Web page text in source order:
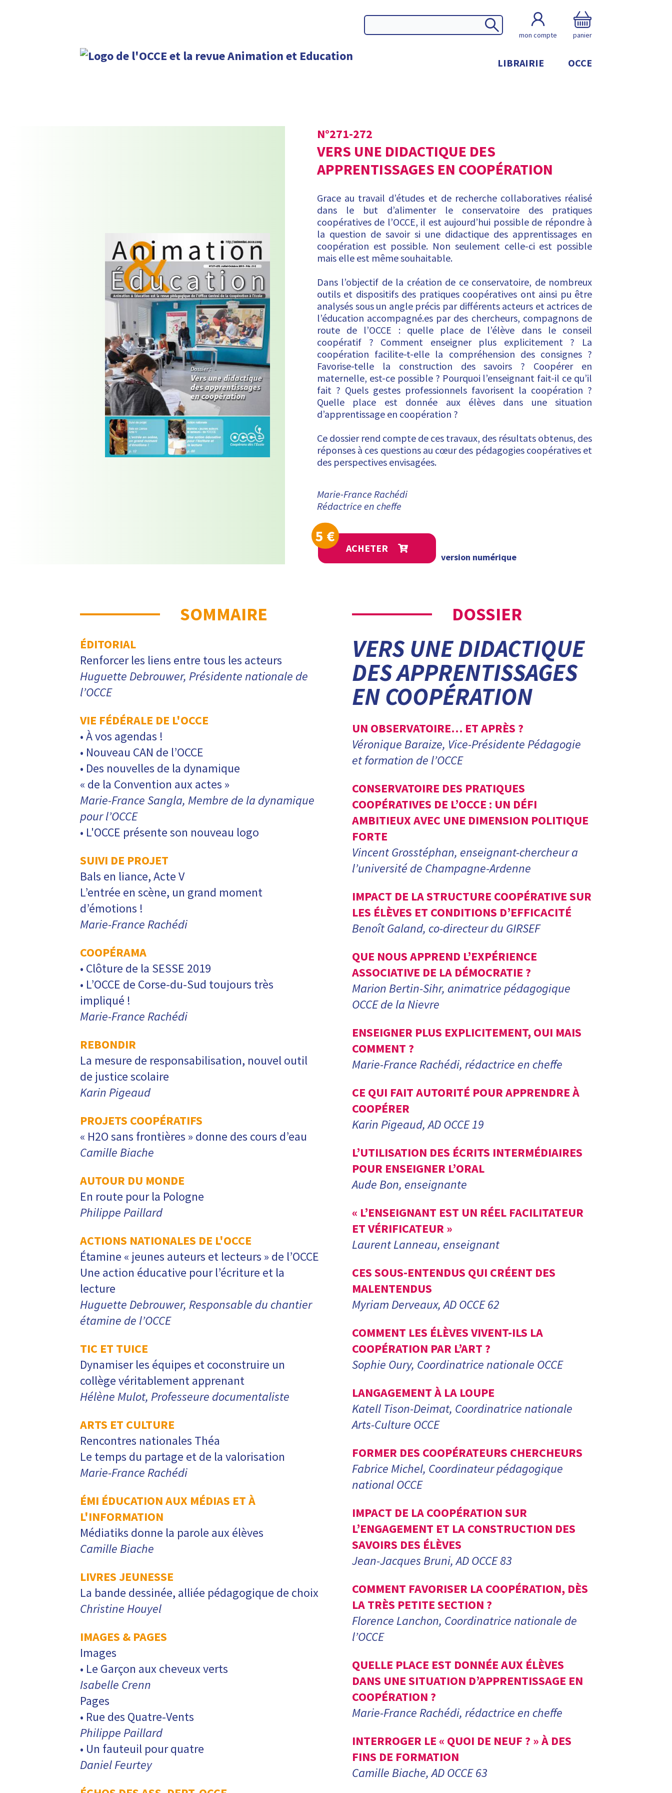
mon compte panier
LIBRAIRIE OCCE
N°271-272
VERS UNE DIDACTIQUE DES
APPRENTISSAGES EN COOPÉRATION
Grace au travail d’études et de recherche collaboratives réalisé
dans le but d’alimenter le conservatoire des pratiques
coopératives de l’OCCE, il est aujourd’hui possible de répondre à
la question de savoir si une didactique des apprentissages en
coopération est possible. Non seulement celle-ci est possible
mais elle est même souhaitable.
Dans l’objectif de la création de ce conservatoire, de nombreux
outils et dispositifs des pratiques coopératives ont ainsi pu être
analysés sous un angle précis par différents acteurs et actrices de
l’éducation accompagné.es par des chercheurs, compagnons de
route de l’OCCE : quelle place de l’élève dans le conseil
coopératif ? Comment enseigner plus explicitement ? La
coopération facilite-t-elle la compréhension des consignes ?
Favorise-telle la construction des savoirs ? Coopérer en
maternelle, est-ce possible ? Pourquoi l’enseignant fait-il ce qu’il
fait ? Quels gestes professionnels favorisent la coopération ?
Quelle place est donnée aux élèves dans une situation
d’apprentissage en coopération ?
Ce dossier rend compte de ces travaux, des résultats obtenus, des
réponses à ces questions au cœur des pédagogies coopératives et
des perspectives envisagées.
Marie-France Rachédi
Rédactrice en cheffe
5 €
ACHETER
version numérique
SOMMAIRE
ÉDITORIAL
Renforcer les liens entre tous les acteurs
Huguette Debrouwer, Présidente nationale de
l’OCCE
VIE FÉDÉRALE DE L'OCCE
• À vos agendas !
• Nouveau CAN de l’OCCE
• Des nouvelles de la dynamique
« de la Convention aux actes »
Marie-France Sangla, Membre de la dynamique
pour l’OCCE
• L'OCCE présente son nouveau logo
SUIVI DE PROJET
Bals en liance, Acte V
L’entrée en scène, un grand moment
d’émotions !
Marie-France Rachédi
COOPÉRAMA
• Clôture de la SESSE 2019
• L’OCCE de Corse-du-Sud toujours très
impliqué !
Marie-France Rachédi
REBONDIR
La mesure de responsabilisation, nouvel outil
de justice scolaire
Karin Pigeaud
PROJETS COOPÉRATIFS
« H2O sans frontières » donne des cours d’eau
Camille Biache
AUTOUR DU MONDE
En route pour la Pologne
Philippe Paillard
ACTIONS NATIONALES DE L'OCCE
Étamine « jeunes auteurs et lecteurs » de l’OCCE
Une action éducative pour l’écriture et la
lecture
Huguette Debrouwer, Responsable du chantier
étamine de l’OCCE
TIC ET TUICE
Dynamiser les équipes et coconstruire un
collège véritablement apprenant
Hélène Mulot, Professeure documentaliste
ARTS ET CULTURE
Rencontres nationales Théa
Le temps du partage et de la valorisation
Marie-France Rachédi
ÉMI ÉDUCATION AUX MÉDIAS ET À
L'INFORMATION
Médiatiks donne la parole aux élèves
Camille Biache
LIVRES JEUNESSE
La bande dessinée, alliée pédagogique de choix
Christine Houyel
IMAGES & PAGES
Images
• Le Garçon aux cheveux verts
Isabelle Crenn
Pages
• Rue des Quatre-Vents
Philippe Paillard
• Un fauteuil pour quatre
Daniel Feurtey
DOSSIER
VERS UNE DIDACTIQUE
DES APPRENTISSAGES
EN COOPÉRATION
UN OBSERVATOIRE… ET APRÈS ?
Véronique Baraize, Vice-Présidente Pédagogie
et formation de l’OCCE
CONSERVATOIRE DES PRATIQUES
COOPÉRATIVES DE L’OCCE : UN DÉFI
AMBITIEUX AVEC UNE DIMENSION POLITIQUE
FORTE
Vincent Grosstéphan, enseignant-chercheur a
l’université de Champagne-Ardenne
IMPACT DE LA STRUCTURE COOPÉRATIVE SUR
LES ÉLÈVES ET CONDITIONS D’EFFICACITÉ
Benoît Galand, co-directeur du GIRSEF
QUE NOUS APPREND L’EXPÉRIENCE
ASSOCIATIVE DE LA DÉMOCRATIE ?
Marion Bertin-Sihr, animatrice pédagogique
OCCE de la Nievre
ENSEIGNER PLUS EXPLICITEMENT, OUI MAIS
COMMENT ?
Marie-France Rachédi, rédactrice en cheffe
CE QUI FAIT AUTORITÉ POUR APPRENDRE À
COOPÉRER
Karin Pigeaud, AD OCCE 19
L’UTILISATION DES ÉCRITS INTERMÉDIAIRES
POUR ENSEIGNER L’ORAL
Aude Bon, enseignante
« L’ENSEIGNANT EST UN RÉEL FACILITATEUR
ET VÉRIFICATEUR »
Laurent Lanneau, enseignant
CES SOUS-ENTENDUS QUI CRÉENT DES
MALENTENDUS
Myriam Derveaux, AD OCCE 62
COMMENT LES ÉLÈVES VIVENT-ILS LA
COOPÉRATION PAR L’ART ?
Sophie Oury, Coordinatrice nationale OCCE
LANGAGEMENT À LA LOUPE
Katell Tison-Deimat, Coordinatrice nationale
Arts-Culture OCCE
FORMER DES COOPÉRATEURS CHERCHEURS
Fabrice Michel, Coordinateur pédagogique
national OCCE
IMPACT DE LA COOPÉRATION SUR
L’ENGAGEMENT ET LA CONSTRUCTION DES
SAVOIRS DES ÉLÈVES
Jean-Jacques Bruni, AD OCCE 83
COMMENT FAVORISER LA COOPÉRATION, DÈS
LA TRÈS PETITE SECTION ?
Florence Lanchon, Coordinatrice nationale de
l’OCCE
QUELLE PLACE EST DONNÉE AUX ÉLÈVES
DANS UNE SITUATION D’APPRENTISSAGE EN
COOPÉRATION ?
Marie-France Rachédi, rédactrice en cheffe
INTERROGER LE « QUOI DE NEUF ? » À DES
FINS DE FORMATION
Camille Biache, AD OCCE 63